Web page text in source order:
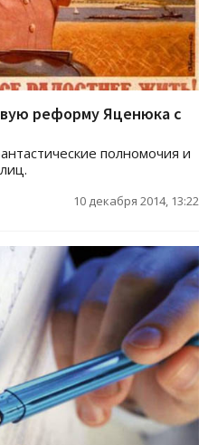
реформу Яценюка с
полномочия и
10 декабря 2014, 13:22